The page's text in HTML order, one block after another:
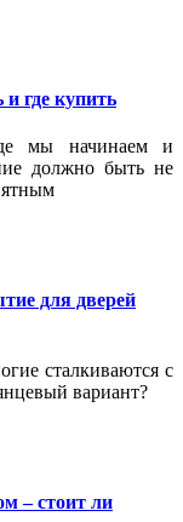
где купить
мы начинаем и
должно быть не
для дверей
сталкиваются с
вариант?
– стоит ли